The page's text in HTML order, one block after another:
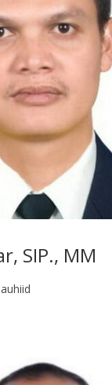
SIP., MM